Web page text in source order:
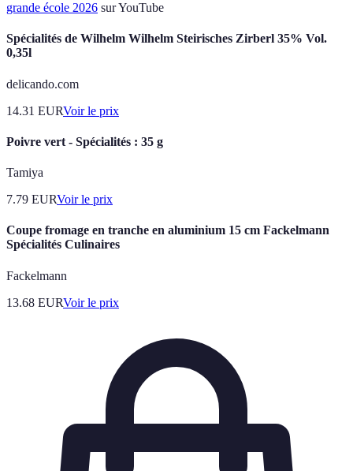
grande école 2026 sur YouTube
Spécialités de Wilhelm Wilhelm Steirisches Zirberl 35% Vol.
0,35l
delicando.com
14.31 EURVoir le prix
Poivre vert - Spécialités : 35 g
Tamiya
7.79 EURVoir le prix
Coupe fromage en tranche en aluminium 15 cm Fackelmann
Spécialités Culinaires
Fackelmann
13.68 EURVoir le prix